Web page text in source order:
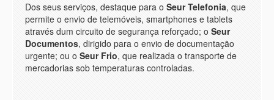
Dos seus serviços, destaque para o Seur Telefonia, que
permite o envio de telemóveis, smartphones e tablets
através dum circuito de segurança reforçado; o Seur
Documentos, dirigido para o envio de documentação
urgente; ou o Seur Frio, que realizada o transporte de
mercadorias sob temperaturas controladas.